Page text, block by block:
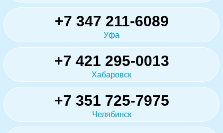
+7 347 211-6089
Уфа
+7 421 295-0013
Хабаровск
+7 351 725-7975
Челябинск